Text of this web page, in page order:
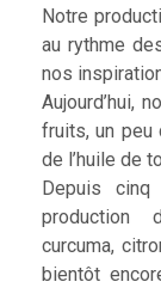
Notre
au rythme
nos
Aujourd’hui,
fruits, un peu
de l’huile de
Depuis cinq
production
curcuma,
bientôt